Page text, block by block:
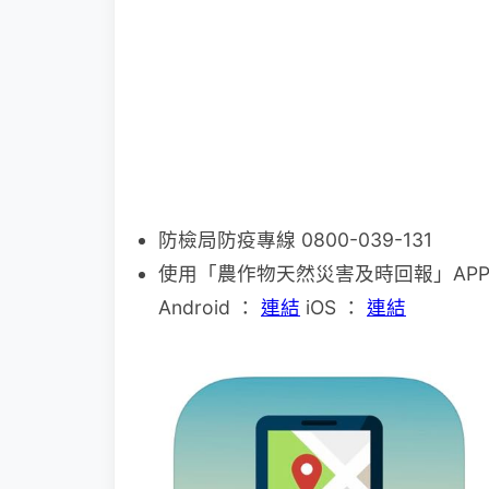
防檢局防疫專線 0800-039-131
使用「農作物天然災害及時回報」
Android ： 連結 iOS ： 連結